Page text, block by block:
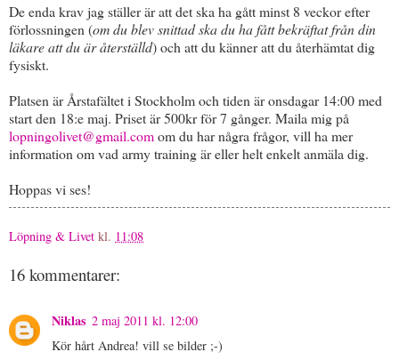
De enda krav jag ställer är att det ska ha gått minst 8 veckor efter
förlossningen (om du blev snittad ska du ha fått bekräftat från din
läkare att du är återställd) och att du känner att du återhämtat dig
fysiskt.
Platsen är Årstafältet i Stockholm och tiden är onsdagar 14:00 med
start den 18:e maj. Priset är 500kr för 7 gånger. Maila mig på
lopningolivet@gmail.comom du har några frågor, vill ha mer
information om vad army training är eller helt enkelt anmäla dig.
Hoppas vi ses!
Löpning & Livet kl. 11:08
16 kommentarer:
Niklas 2 maj 2011 kl. 12:00
Kör hårt Andrea! vill se bilder ;-)